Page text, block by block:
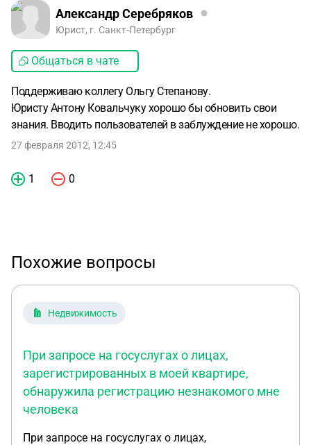
Александр Серебряков
Юрист, г. Санкт-Петербург
Общаться в чате
Поддерживаю коллегу Ольгу Степанову.
Юристу Антону Ковальчуку хорошо бы обновить свои
знания. Вводить пользователей в заблуждение не хорошо.
27 февраля 2012, 12:45
1 0
Похожие вопросы
Недвижимость
При запросе на госуслугах о лицах,
зарегистрированных в моей квартире,
обнаружила регистрацию незнакомого мне
человека
При запросе на госуслугах о лицах,